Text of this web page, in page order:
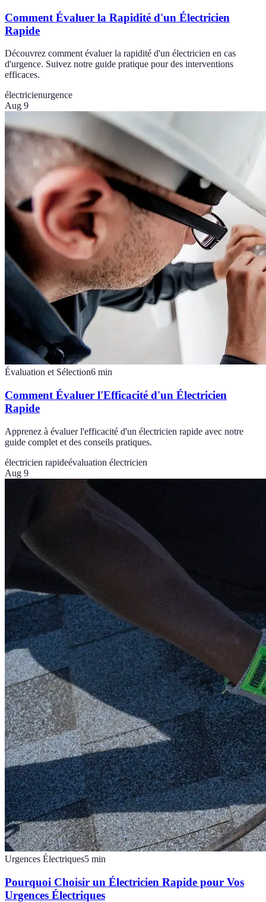
Comment Évaluer la Rapidité d'un Électricien
Rapide
Découvrez comment évaluer la rapidité d'un électricien en cas
d'urgence. Suivez notre guide pratique pour des interventions
efficaces.
électricienurgence
Aug 9
Évaluation et Sélection6 min
Comment Évaluer l'Efficacité d'un Électricien
Rapide
Apprenez à évaluer l'efficacité d'un électricien rapide avec notre
guide complet et des conseils pratiques.
électricien rapideévaluation électricien
Aug 9
Urgences Électriques5 min
Pourquoi Choisir un Électricien Rapide pour Vos
Urgences Électriques